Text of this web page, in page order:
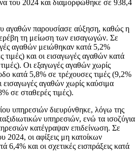
του 2024 και διαμορφώθηκε σε 938,4
αγαθών παρουσίασε αύξηση, καθώς η
τη μείωση των εισαγωγών. Σε
αγαθών μειώθηκαν κατά 5,2%
και οι εισαγωγές αγαθών κατά
Οι εξαγωγές αγαθών χωρίς
κατά 5,8% σε τρέχουσες τιμές (9,2%
εισαγωγές αγαθών χωρίς καύσιμα
σε σταθερές τιμές).
υπηρεσιών διευρύνθηκε, λόγω της
υπηρεσιών, ενώ τα ισοζύγια
κατέγραψαν επιδείνωση. Σε
2024, οι αφίξεις μη κατοίκων
6,4% και οι σχετικές εισπράξεις κατά